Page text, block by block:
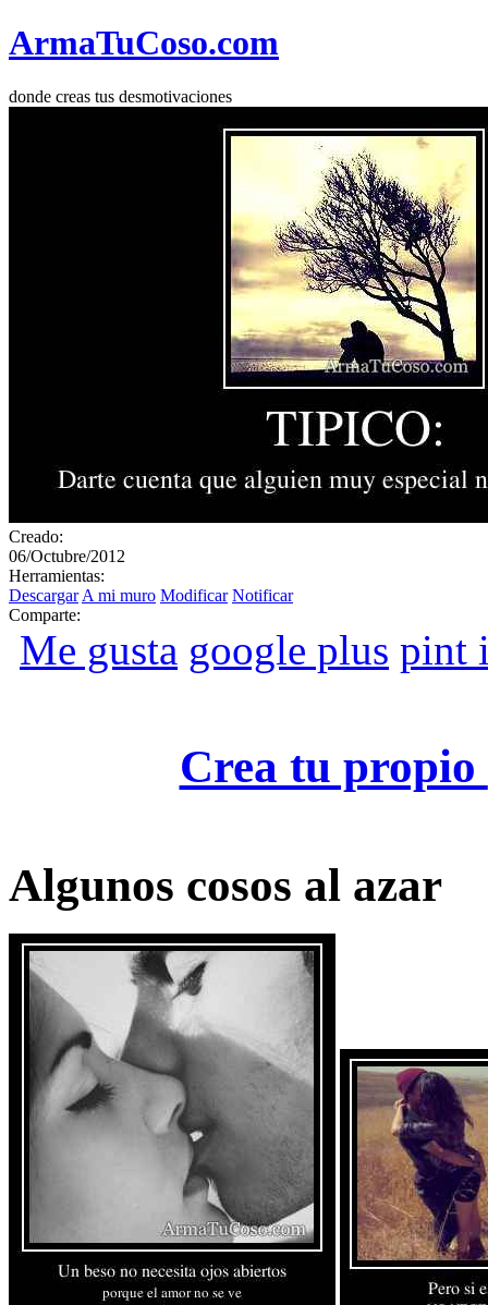
ArmaTuCoso.com
donde creas tus desmotivaciones
Creado:
06/Octubre/2012
Herramientas:
Descargar A mi muro Modificar Notificar
Comparte:
Me gusta google plus pint
Crea tu propio
Algunos cosos al azar